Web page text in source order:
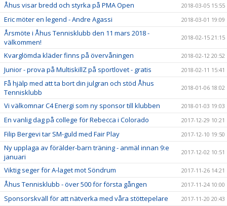
Åhus visar bredd och styrka på PMA Open 2018-03-05 15:55
Eric möter en legend - Andre Agassi 2018-03-01 19:09
Årsmöte i Åhus Tennisklubb den 11 mars 2018 -
välkommen!
2018-02-15 21:15
Kvarglömda kläder finns på övervåningen 2018-02-12 20:52
Junior - prova på MultiskillZ på sportlovet - gratis 2018-02-11 15:41
Få hjälp med att ta bort din julgran och stöd Åhus
Tennisklubb
2018-01-06 18:02
Vi välkomnar C4 Energi som ny sponsor till klubben 2018-01-03 19:03
En vanlig dag på college för Rebecca i Colorado 2017-12-29 10:21
Filip Bergevi tar SM-guld med Fair Play 2017-12-10 19:50
Ny upplaga av förälder-barn träning - anmäl innan 9:e
januari
2017-12-02 10:51
Viktig seger för A-laget mot Söndrum 2017-11-26 14:21
Åhus Tennisklubb - över 500 för första gången 2017-11-24 10:00
Sponsorskväll för att nätverka med våra stöttepelare 2017-11-20 20:43